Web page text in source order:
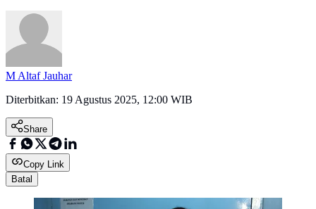
M Altaf Jauhar
Diterbitkan: 19 Agustus 2025, 12:00 WIB
Share
Copy Link
Batal